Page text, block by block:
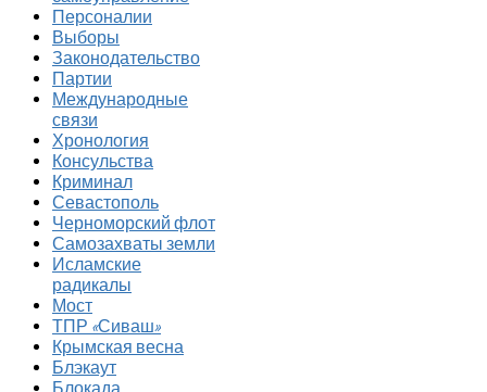
Персоналии
Выборы
Законодательство
Партии
Международные
связи
Хронология
Консульства
Криминал
Севастополь
Черноморский флот
Самозахваты земли
Исламские
радикалы
Мост
ТПР «Сиваш»
Крымская весна
Блэкаут
Блокада